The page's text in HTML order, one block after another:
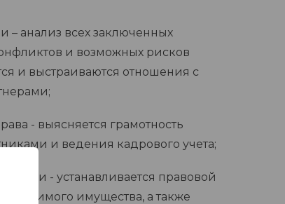
– анализ всех заключенных
и возможных рисков
и выстраиваются отношения с
- выясняется грамотность
и ведения кадрового учета;
- устанавливается правовой
имущества, а также